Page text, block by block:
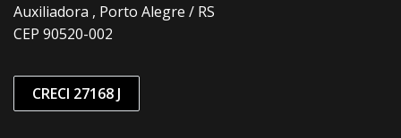
Auxiliadora , Porto Alegre / RS
CEP 90520-002
CRECI 27168 J